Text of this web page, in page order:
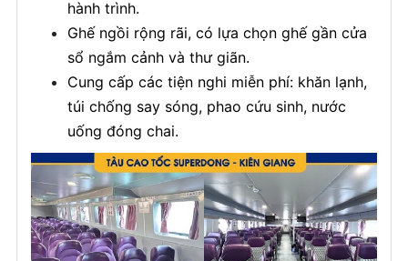
hành trình.
Ghế ngồi rộng rãi, có lựa chọn ghế gần cửa
sổ ngắm cảnh và thư giãn.
Cung cấp các tiện nghi miễn phí: khăn lạnh,
túi chống say sóng, phao cứu sinh, nước
uống đóng chai.